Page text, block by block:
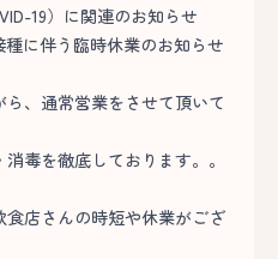
19）に関連のお知らせ
に伴う臨時休業のお知らせ
、通常営業をさせて頂いて
毒を徹底しております。。
店さんの時短や休業がござ